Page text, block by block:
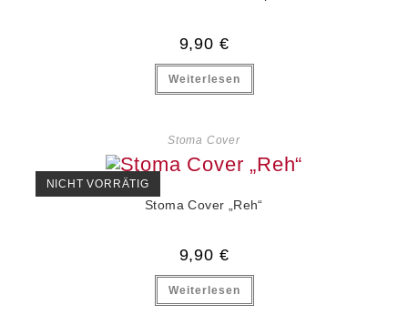
9,90 €
Weiterlesen
Stoma Cover
NICHT VORRÄTIG
Stoma Cover „Reh“
9,90 €
Weiterlesen